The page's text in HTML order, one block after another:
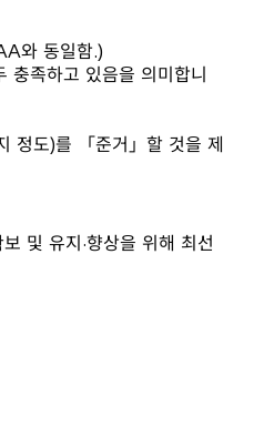
와 동일함.)
족하고 있음을 의미합니
정도)를 「준거」할 것을 제
및 유지·향상을 위해 최선